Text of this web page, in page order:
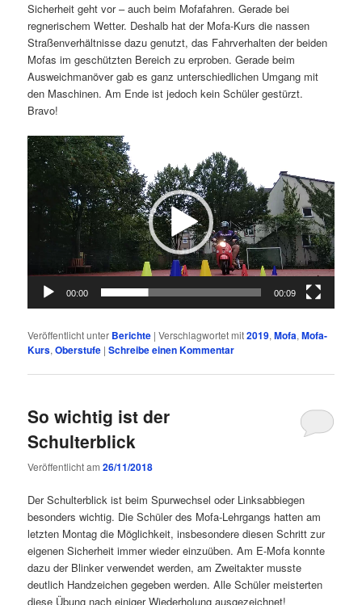
Sicherheit geht vor – auch beim Mofafahren. Gerade bei
regnerischem Wetter. Deshalb hat der Mofa-Kurs die nassen
Straßenverhältnisse dazu genutzt, das Fahrverhalten der beiden
Mofas im geschützten Bereich zu erproben. Gerade beim
Ausweichmanöver gab es ganz unterschiedlichen Umgang mit
den Maschinen. Am Ende ist jedoch kein Schüler gestürzt.
Bravo!
Video-
Player
00:00 00:09
Veröffentlicht unter Berichte |Verschlagwortet mit2019,Mofa,Mofa-
Kurs,Oberstufe |Schreibe einen Kommentar
So wichtig ist der
Schulterblick
Veröffentlicht am26/11/2018
Der Schulterblick ist beim Spurwechsel oder Linksabbiegen
besonders wichtig. Die Schüler des Mofa-Lehrgangs hatten am
letzten Montag die Möglichkeit, insbesondere diesen Schritt zur
eigenen Sicherheit immer wieder einzuüben. Am E-Mofa konnte
dazu der Blinker verwendet werden, am Zweitakter musste
deutlich Handzeichen gegeben werden. Alle Schüler meisterten
diese Übung nach einiger Wiederholung ausgezeichnet!